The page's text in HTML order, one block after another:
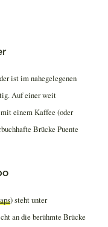
ist im nahegelegenen
Auf einer weit
einem Kaffee (oder
Brücke Puente
) steht unter
an die berühmte Brücke